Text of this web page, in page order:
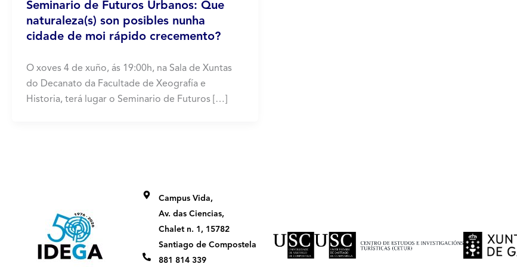
Seminario de Futuros Urbanos: Que
naturaleza(s) son posibles nunha
cidade de moi rápido crecemento?
O xoves 4 de xuño, ás 19:00h, na Sala de Xuntas
do Decanato da Facultade de Xeografía e
Historia, terá lugar o Seminario de Futuros […]
Campus Vida,
Av. das Ciencias,
Chalet n. 1, 15782
Santiago de Compostela
881 814 339